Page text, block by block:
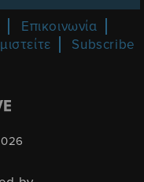
Επικοινωνία
Subscribe